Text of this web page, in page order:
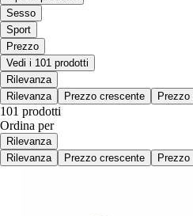
Sesso
Sport
Prezzo
Vedi i 101 prodotti
Rilevanza
Rilevanza
Prezzo crescente Prezzo
101 prodotti
Ordina per
Rilevanza
Rilevanza
Prezzo crescente Prezzo